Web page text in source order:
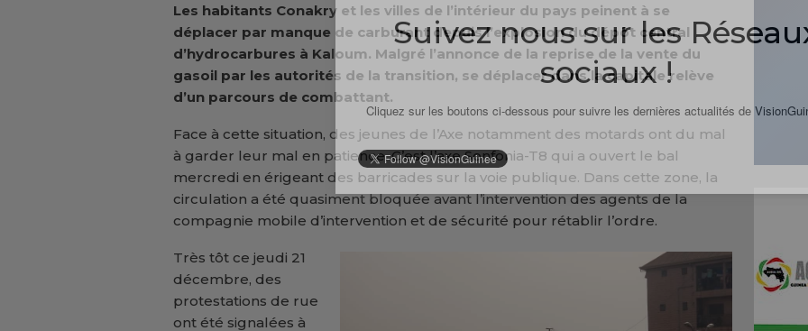
Les habitants Conakry et les villes de l’intérieur du pays peinent à se
déplacer par manque de carburant depuis l’explosion du dépôt central
d’hydrocarbures à Kaloum. Malgré l’annonce de la reprise de la vente du
gasoil par les autorités de la transition, se déplacer dans la capitale relève
d’un parcours de combattant.
Face à cette situation, des jeunes de l’Axe notamment des motards ont du mal
à garder leur mal en patience. C’est l’axe Sonfonia-T8 qui a ouvert le bal
mercredi en érigeant des barricades sur la voie publique. Dans cette zone, la
circulation a été quasiment bloquée avant l’intervention des agents de la
compagnie mobile d’intervention et de sécurité pour rétablir l’ordre.
Très tôt ce jeudi 21
décembre, des
protestations de rue
ont été signalées à
Suivez nous sur les
sociaux !
Cliquez sur les boutons ci-dessous pour suivre les dernières actualités de